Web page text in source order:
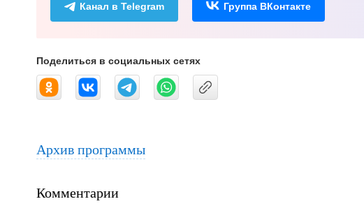
Канал в Telegram Группа ВКонтакте
Поделиться в социальных сетях
Архив программы
Комментарии